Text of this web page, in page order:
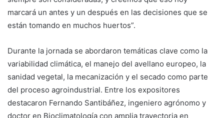
marcará un antes y un después en las decisiones que se
están tomando en muchos huertos”.
Durante la jornada se abordaron temáticas clave como la
variabilidad climática, el manejo del avellano europeo, la
sanidad vegetal, la mecanización y el secado como parte
del proceso agroindustrial. Entre los expositores
destacaron Fernando Santibáñez, ingeniero agrónomo y
doctor en Bioclimatología con amplia trayectoria en